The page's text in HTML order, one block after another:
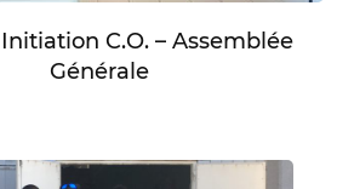
C.O. – Assemblée
Générale